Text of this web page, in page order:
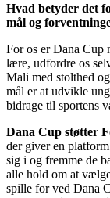
Hvad betyder det
mål og
For os er Dana Cup
lære, udfordre os
Mali med stolthed
mål er at udvikle
bidrage til sportens
Dana Cup støtter
der giver en
sig i og fremme de
alle hold om at
spille for ved Dana